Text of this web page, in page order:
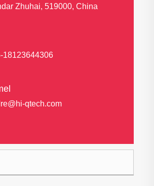
Zhuhai, 519000, China
18123644306
qtech.com